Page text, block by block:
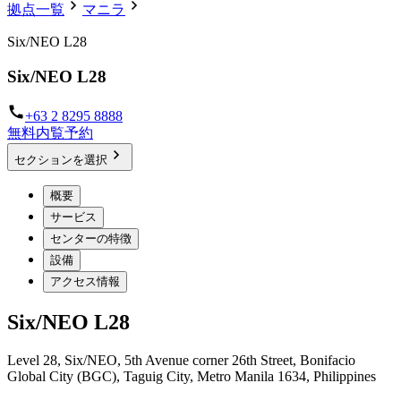
拠点一覧
マニラ
Six/NEO L28
Six/NEO L28
+63 2 8295 8888
無料内覧予約
セクションを選択
概要
サービス
センターの特徴
設備
アクセス情報
Six/NEO L28
Level 28, Six/NEO, 5th Avenue corner 26th Street, Bonifacio
Global City (BGC), Taguig City, Metro Manila 1634, Philippines